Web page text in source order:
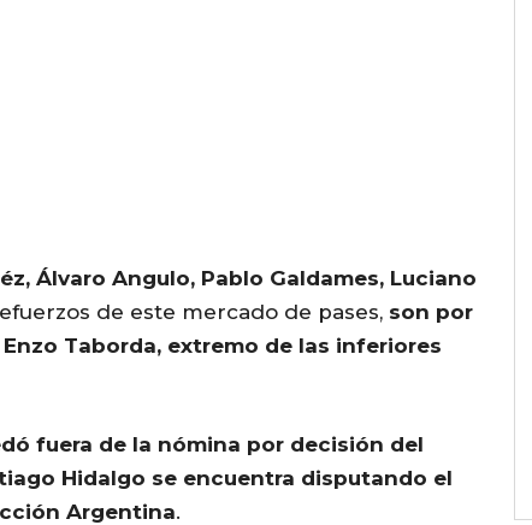
Álvaro Angulo, Pablo Galdames, Luciano
de este mercado de pases, son por
Enzo Taborda, extremo de las inferiores
fuera de la nómina por decisión del
Hidalgo se encuentra disputando el
Argentina.